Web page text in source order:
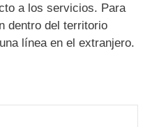
a los servicios. Para
dentro del territorio
línea en el extranjero.